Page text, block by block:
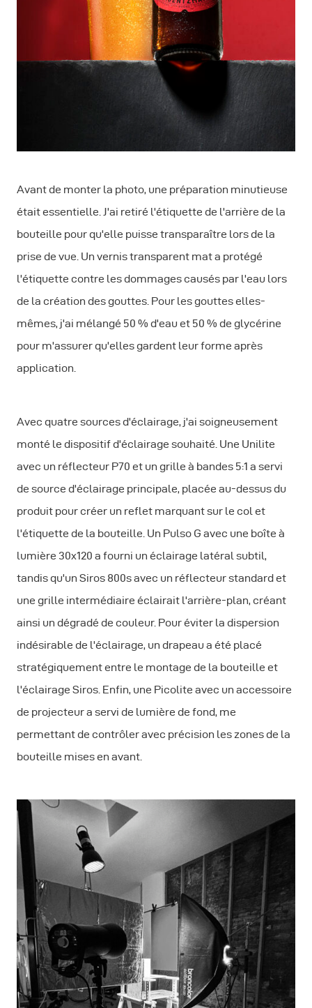
Avant de monter la photo, une préparation minutieuse
était essentielle. J'ai retiré l'étiquette de l'arrière de la
bouteille pour qu'elle puisse transparaître lors de la
prise de vue. Un vernis transparent mat a protégé
l'étiquette contre les dommages causés par l'eau lors
de la création des gouttes. Pour les gouttes elles-
mêmes, j'ai mélangé 50 % d'eau et 50 % de glycérine
pour m'assurer qu'elles gardent leur forme après
application.
Avec quatre sources d'éclairage, j'ai soigneusement
monté le dispositif d'éclairage souhaité. Une Unilite
avec un réflecteur P70 et un grille à bandes 5:1 a servi
de source d'éclairage principale, placée au-dessus du
produit pour créer un reflet marquant sur le col et
l'étiquette de la bouteille. Un Pulso G avec une boîte à
lumière 30x120 a fourni un éclairage latéral subtil,
tandis qu'un Siros 800s avec un réflecteur standard et
une grille intermédiaire éclairait l'arrière-plan, créant
ainsi un dégradé de couleur. Pour éviter la dispersion
indésirable de l'éclairage, un drapeau a été placé
stratégiquement entre le montage de la bouteille et
l'éclairage Siros. Enfin, une Picolite avec un accessoire
de projecteur a servi de lumière de fond, me
permettant de contrôler avec précision les zones de la
bouteille mises en avant.